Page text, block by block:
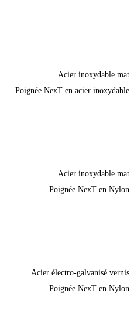
Acier inoxydable mat
Poignée NexT en acier inoxydable
Acier inoxydable mat
Poignée NexT en Nylon
Acier électro-galvanisé vernis
Poignée NexT en Nylon